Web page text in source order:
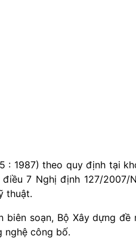
: 1987) theo quy định tại
7 Nghị định 127/2007/
thuật.
soạn, Bộ Xây dựng đề
nghệ công bố.